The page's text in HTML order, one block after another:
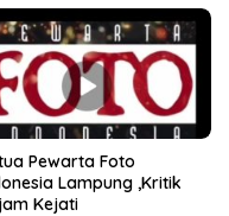
Pewarta Foto
Lampung ,Kritik
Kejati